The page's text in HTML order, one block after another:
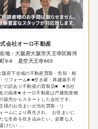
会社オーロ不動産
地：大阪府大阪市天王寺区南河
9-9 是空天王寺603
阪府下全域の不動産買取・売却・相
リフォーム■ ■空き家・再建築不可
の訳あり不動産の買取店■ ■当社
の由来■ オーロ不動産は戸建投資物
販売からスタートした会社です。
様のお住まいが当社買取・リ
ームにより再生され、 お住まいに
な生命を吹き込みたい。必要な人
けたい ...